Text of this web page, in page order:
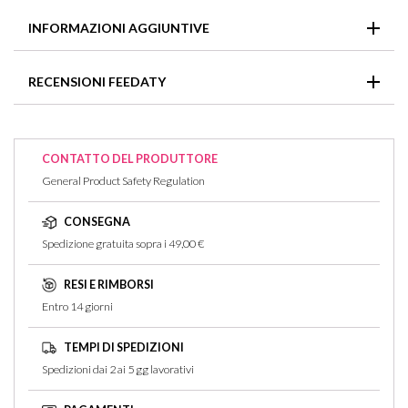
e abbondantemente.
INFORMAZIONI AGGIUNTIVE
RECENSIONI FEEDATY
Non ci sono recensioni per questo articolo
CONTATTO DEL PRODUTTORE
General Product Safety Regulation
CONSEGNA
Spedizione gratuita sopra i 49,00 €
RESI E RIMBORSI
Entro 14 giorni
TEMPI DI SPEDIZIONI
Spedizioni dai 2 ai 5 gg lavorativi